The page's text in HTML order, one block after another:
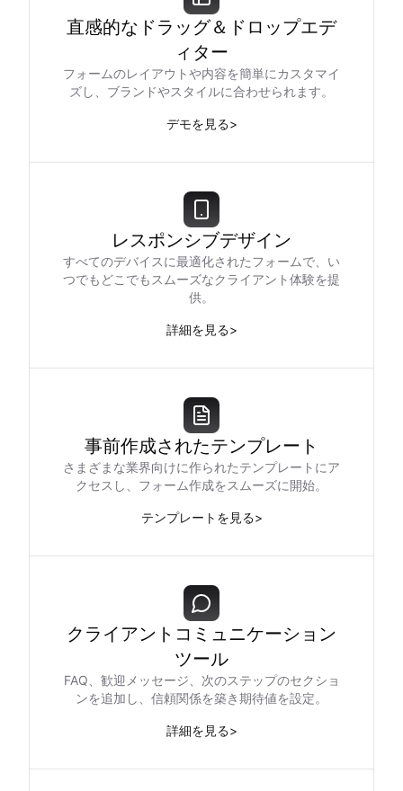
直感的なドラッグ＆ドロップエデ
ィター
フォームのレイアウトや内容を簡単にカスタマイ
ズし、ブランドやスタイルに合わせられます。
デモを見る>
レスポンシブデザイン
すべてのデバイスに最適化されたフォームで、い
つでもどこでもスムーズなクライアント体験を提
供。
詳細を見る>
事前作成されたテンプレート
さまざまな業界向けに作られたテンプレートにア
クセスし、フォーム作成をスムーズに開始。
テンプレートを見る>
クライアントコミュニケーション
ツール
FAQ、歓迎メッセージ、次のステップのセクショ
ンを追加し、信頼関係を築き期待値を設定。
詳細を見る>